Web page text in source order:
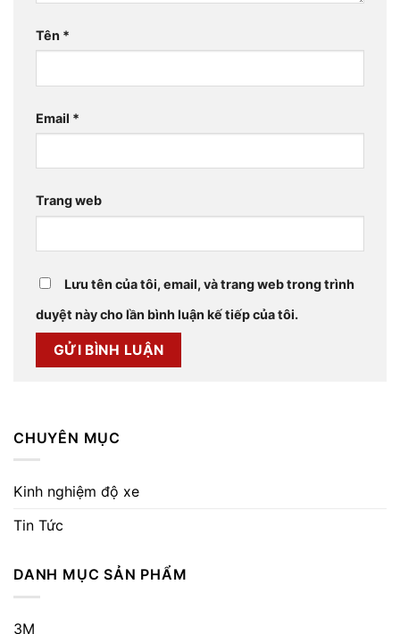
Tên *
Email *
Trang web
Lưu tên của tôi, email, và trang web trong trình
duyệt này cho lần bình luận kế tiếp của tôi.
CHUYÊN MỤC
Kinh nghiệm độ xe
Tin Tức
DANH MỤC SẢN PHẨM
3M